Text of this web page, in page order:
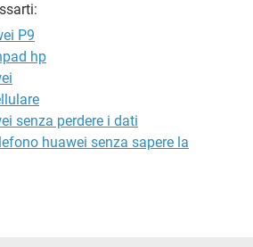
P9
hp
senza perdere i dati
huawei senza sapere la